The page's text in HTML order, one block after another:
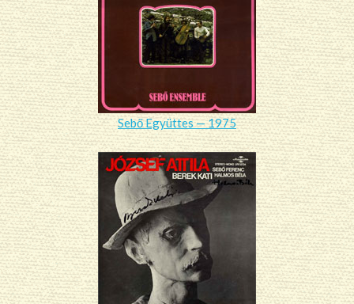
Sebő Együttes — 1975